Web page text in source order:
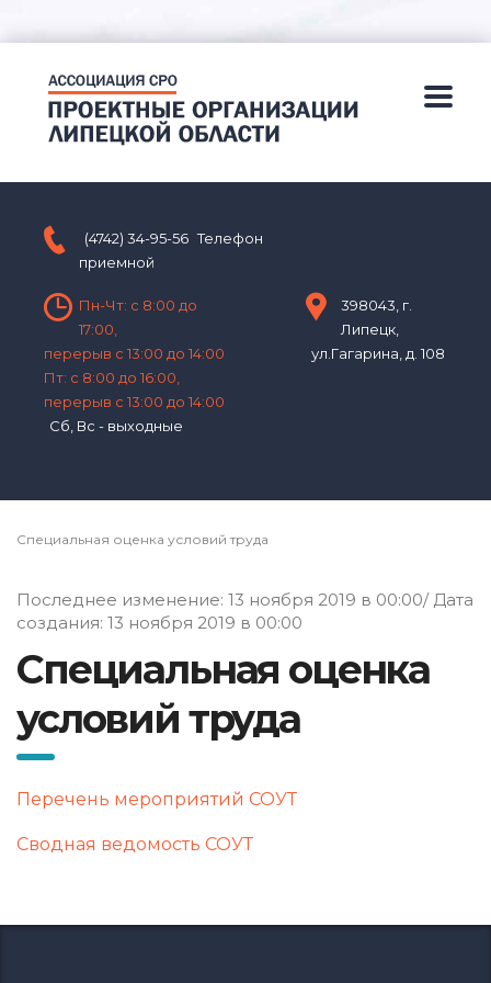
(4742) 34-95-56 Телефон
приемной
Пн-Чт: с 8:00 до
17:00,
перерыв с 13:00 до 14:00
Пт: с 8:00 до 16:00,
перерыв с 13:00 до 14:00
Сб, Вс - выходные
398043, г.
Липецк,
ул.Гагарина, д. 108
Специальная оценка условий труда
Последнее изменение: 13 ноября 2019 в 00:00/ Дата
создания: 13 ноября 2019 в 00:00
Специальная оценка
условий труда
Перечень мероприятий СОУТ
Сводная ведомость СОУТ